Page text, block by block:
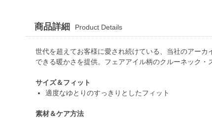
商品詳細 Product Details
世代を超えてお客様に愛され続けている、当社のアー
できる暖かさを提供。フェアアイル柄のクルーネック・
サイズ＆フィット
適度なゆとりのすっきりとしたフィット
素材＆ケア方法